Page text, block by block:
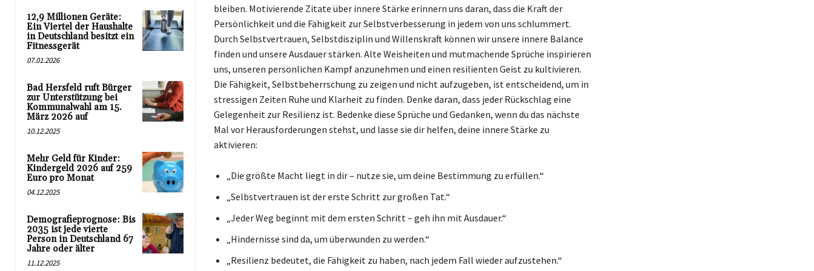
12,9 Millionen Geräte:
Ein Viertel der Haushalte
in Deutschland besitzt ein
Fitnessgerät
07.01.2026
Bad Hersfeld ruft Bürger
zur Unterstützung bei
Kommunalwahl am 15.
März 2026 auf
10.12.2025
Mehr Geld für Kinder:
Kindergeld 2026 auf 259
Euro pro Monat
04.12.2025
Demografieprognose: Bis
2035 ist jede vierte
Person in Deutschland 67
Jahre oder älter
11.12.2025
bleiben. Motivierende Zitate über innere Stärke erinnern uns daran, dass die Kraft der
Persönlichkeit und die Fähigkeit zur Selbstverbesserung in jedem von uns schlummert.
Durch Selbstvertrauen, Selbstdisziplin und Willenskraft können wir unsere innere Balance
finden und unsere Ausdauer stärken. Alte Weisheiten und mutmachende Sprüche inspirieren
uns, unseren persönlichen Kampf anzunehmen und einen resilienten Geist zu kultivieren.
Die Fähigkeit, Selbstbeherrschung zu zeigen und nicht aufzugeben, ist entscheidend, um in
stressigen Zeiten Ruhe und Klarheit zu finden. Denke daran, dass jeder Rückschlag eine
Gelegenheit zur Resilienz ist. Bedenke diese Sprüche und Gedanken, wenn du das nächste
Mal vor Herausforderungen stehst, und lasse sie dir helfen, deine innere Stärke zu
aktivieren:
„Die größte Macht liegt in dir – nutze sie, um deine Bestimmung zu erfüllen.“
„Selbstvertrauen ist der erste Schritt zur großen Tat.“
„Jeder Weg beginnt mit dem ersten Schritt – geh ihn mit Ausdauer.“
„Hindernisse sind da, um überwunden zu werden.“
„Resilienz bedeutet, die Fähigkeit zu haben, nach jedem Fall wieder aufzustehen.“